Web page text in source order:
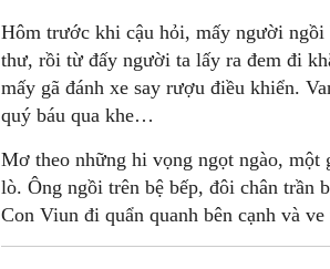
Hôm trước khi cậu hỏi, mấy người
thư, rồi từ đấy người ta lấy ra đem đi
mấy gã đánh xe say rượu điều khiển.
quý báu qua khe…
Mơ theo những hi vọng ngọt ngào,
lò. Ông ngồi trên bệ bếp, đôi chân trần
Con Viun đi quẩn quanh bên cạnh và